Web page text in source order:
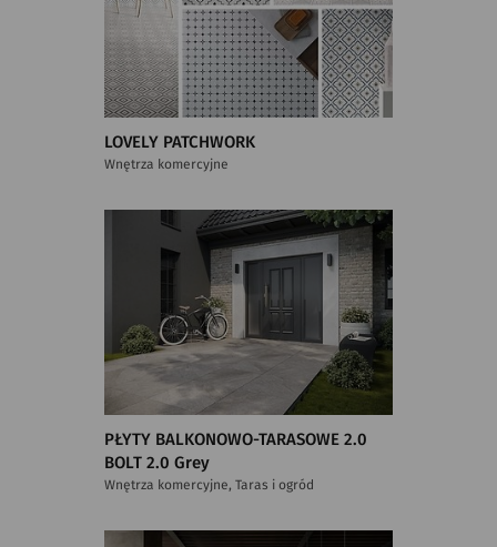
LOVELY PATCHWORK
Wnętrza komercyjne
PŁYTY BALKONOWO-TARASOWE 2.0
BOLT 2.0 Grey
Wnętrza komercyjne, Taras i ogród